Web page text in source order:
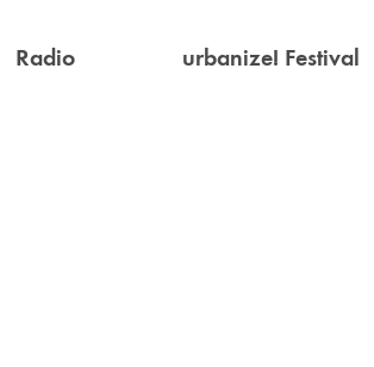
Radio urbanize! Festival